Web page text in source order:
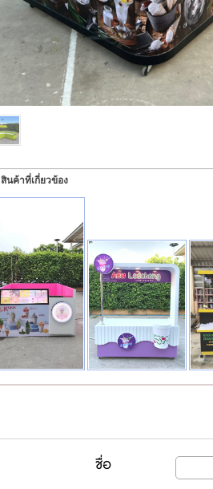
สินค้าที่เกี่ยวข้อง
ชื่อ